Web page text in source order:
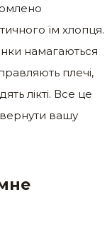
їм хлопця.
намагаються
плечі,
лікті. Все це
вашу